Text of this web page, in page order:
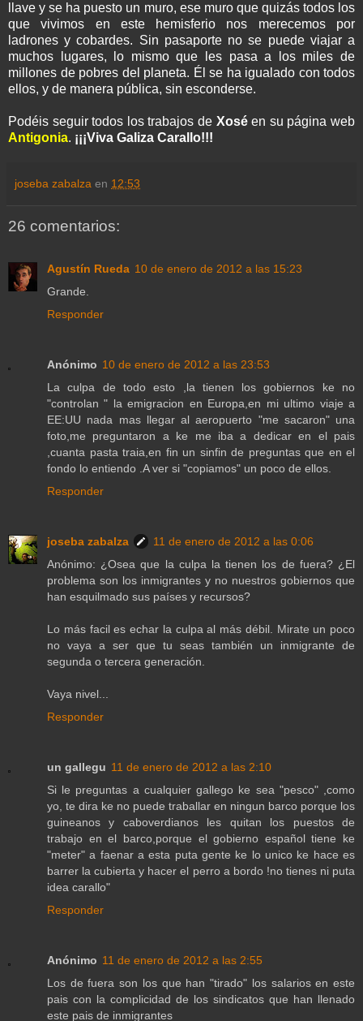
llave y se ha puesto un muro, ese muro que quizás todos los
que vivimos en este hemisferio nos merecemos por
ladrones y cobardes. Sin pasaporte no se puede viajar a
muchos lugares, lo mismo que les pasa a los miles de
millones de pobres del planeta. Él se ha igualado con todos
ellos, y de manera pública, sin esconderse.
Podéis seguir todos los trabajos de Xoséen su página web
Antigonia. ¡¡¡Viva Galiza Carallo!!!
joseba zabalza en 12:53
26 comentarios:
Agustín Rueda 10 de enero de 2012 a las 15:23
Grande.
Responder
Anónimo 10 de enero de 2012 a las 23:53
La culpa de todo esto ,la tienen los gobiernos ke no
"controlan " la emigracion en Europa,en mi ultimo viaje a
EE:UU nada mas llegar al aeropuerto "me sacaron" una
foto,me preguntaron a ke me iba a dedicar en el pais
,cuanta pasta traia,en fin un sinfin de preguntas que en el
fondo lo entiendo .A ver si "copiamos" un poco de ellos.
Responder
joseba zabalza
11 de enero de 2012 a las 0:06
Anónimo: ¿Osea que la culpa la tienen los de fuera? ¿El
problema son los inmigrantes y no nuestros gobiernos que
han esquilmado sus países y recursos?
Lo más facil es echar la culpa al más débil. Mirate un poco
no vaya a ser que tu seas también un inmigrante de
segunda o tercera generación.
Vaya nivel...
Responder
un gallegu 11 de enero de 2012 a las 2:10
Si le preguntas a cualquier gallego ke sea "pesco" ,como
yo, te dira ke no puede traballar en ningun barco porque los
guineanos y caboverdianos les quitan los puestos de
trabajo en el barco,porque el gobierno español tiene ke
"meter" a faenar a esta puta gente ke lo unico ke hace es
barrer la cubierta y hacer el perro a bordo !no tienes ni puta
idea carallo"
Responder
Anónimo 11 de enero de 2012 a las 2:55
Los de fuera son los que han "tirado" los salarios en este
pais con la complicidad de los sindicatos que han llenado
este pais de inmigrantes